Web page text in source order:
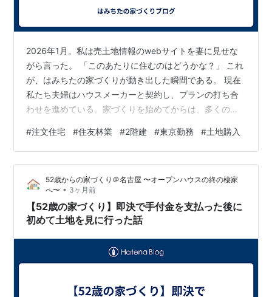
2026年1月。私は売土地情報のwebサイトを妻に見せな
がら言った。 「このあたりに住むのはどうかな？」 これ
が、はみちたの家づくりが動き出した瞬間である。 現在
私たち夫婦はハウスメーカーと契約し、プランの打ち合
わせを進めている。家づくりを始めてからは、多くのい
せてもらっていたが、意外にも「平屋」「土地は親から
譲受」といった条件が多かったため、土地を持たず、首
都圏の住宅地に建築予定の私たちは、そこまでこだわり
の強い家づくりをしたいわけではないにも関わらず、身
近な例として参考にすることができないもどかしさがあ
った。 このブログは「土地なし・…
#注文住宅 #住友林業 #2階建 #東京勤務 #土地購入
52歳からの家づくり＠名古屋 〜オープンハウスの終の棲家
へ〜 • 3ヶ月前
【52歳の家づくり】即決で手付金を支払った後に
初めて土地を見に行った話